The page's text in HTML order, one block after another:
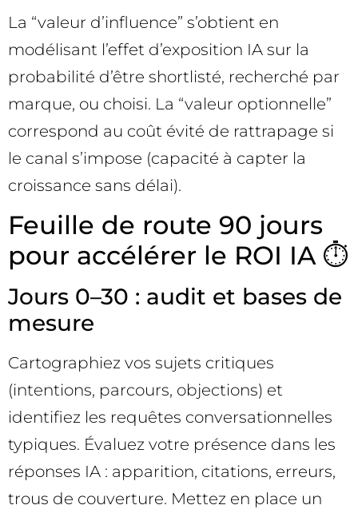
La “valeur d’influence” s’obtient en
modélisant l’effet d’exposition IA sur la
probabilité d’être shortlisté, recherché par
marque, ou choisi. La “valeur optionnelle”
correspond au coût évité de rattrapage si
le canal s’impose (capacité à capter la
croissance sans délai).
Feuille de route 90 jours
pour accélérer le ROI IA ⏱️
Jours 0–30 : audit et bases de
mesure
Cartographiez vos sujets critiques
(intentions, parcours, objections) et
identifiez les requêtes conversationnelles
typiques. Évaluez votre présence dans les
réponses IA : apparition, citations, erreurs,
trous de couverture. Mettez en place un